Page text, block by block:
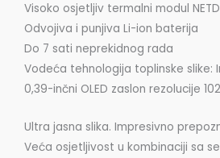
Visoko osjetljiv termalni modul NETD
Odvojiva i punjiva Li-ion baterija
Do 7 sati neprekidnog rada
Vodeća tehnologija toplinske slike:
0,39-inčni OLED zaslon rezolucije
Ultra jasna slika. Impresivno
Veća osjetljivost u kombinaciji sa